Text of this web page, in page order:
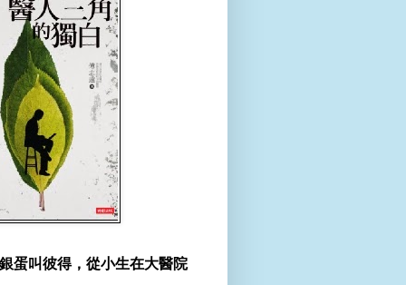
蛋叫彼得，從小生在大醫院